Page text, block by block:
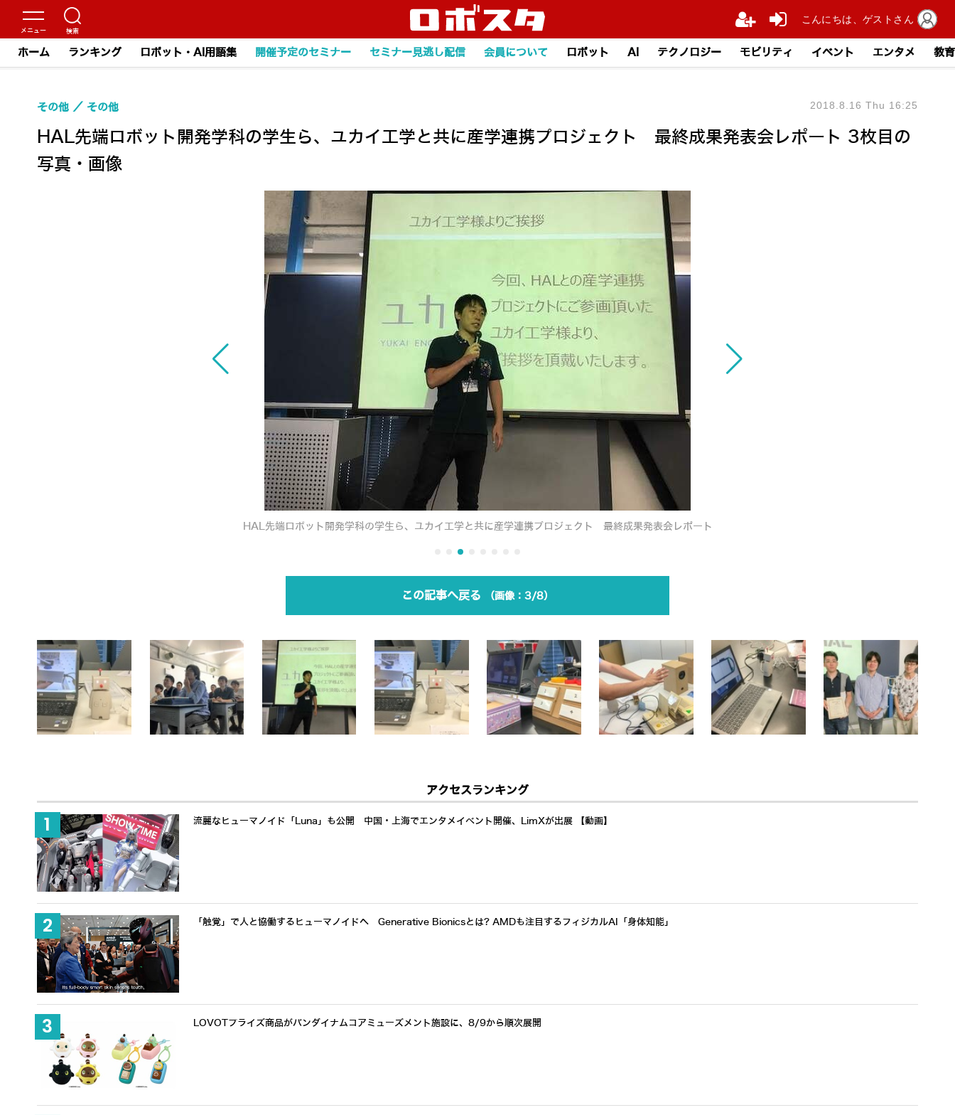
ホーム ランキング ロボット・AI用語集 開催予定のセミナー セミナー見逃し配信 会員について ロボット AI テクノロジー モビリティ イベント エンタメ 教育
HAL先端ロボット開発学科の学生ら、ユカイ工学と共に産学連携プロジェクト 最終成果発表会レポート 3枚目の
写真・画像
その他 その他 2018.8.16 Thu 16:25
HAL先端ロボット開発学科の学生ら、ユカイ工学と共に産学連携プロジェクト 最終成果発表会レポート
この記事へ戻る 3/8
アクセスランキング
流麗なヒューマノイド「Luna」も公開 中国・上海でエンタメイベント開催、LimXが出展 【動画】
「触覚」で人と協働するヒューマノイドへ Generative Bionicsとは? AMDも注目するフィジカルAI「身体知能」
LOVOTプライズ商品がバンダイナムコアミューズメント施設に、8/9から順次展開
こんにちは、ゲストさん